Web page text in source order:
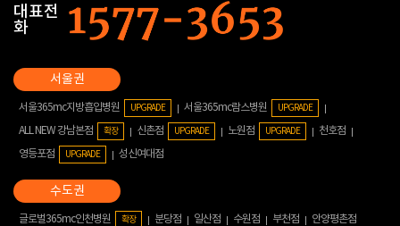
대표전
화
서울365mc지방흡입병원 UPGRADE 서울365mc람스병원 UPGRADE
ALL NEW 강남본점 확장 신촌점 UPGRADE 노원점 UPGRADE
천호점
영등포점
UPGRADE 성신여대점
글로벌365mc인천병원 확장 분당점 일산점 수원점 부천점 안양평촌점